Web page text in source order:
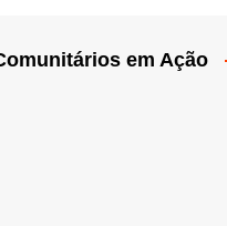
em Ação